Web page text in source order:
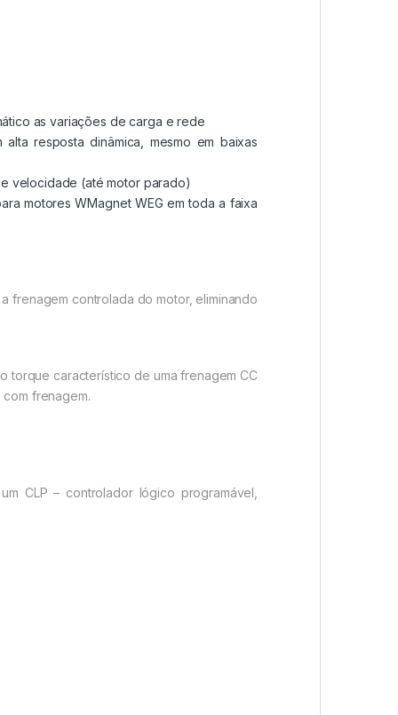
as variações de carga e rede
resposta dinâmica, mesmo em baixas
velocidade (até motor parado)
motores WMagnet WEG em toda a faixa
frenagem controlada do motor, eliminando
torque característico de uma frenagem CC
frenagem.
CLP – controlador lógico programável,